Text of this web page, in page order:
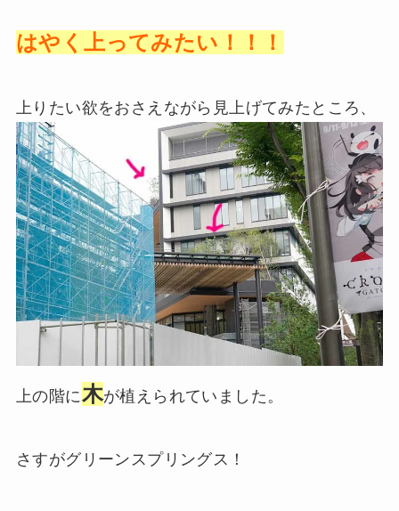
はやく上ってみたい！！！
上りたい欲をおさえながら見上げてみたところ、
上の階に木が植えられていました。
さすがグリーンスプリングス！